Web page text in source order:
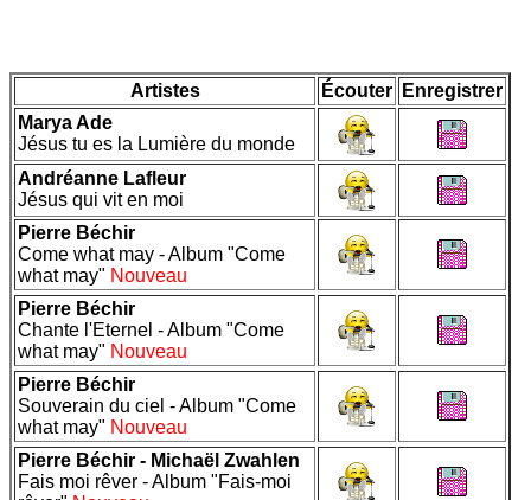
Artistes Écouter
Enregistrer
Marya Ade
Jésus tu es la Lumière du monde
Andréanne Lafleur
Jésus qui vit en moi
Pierre Béchir
Come what may - Album "Come
what may" Nouveau
Pierre Béchir
Chante l'Eternel - Album "Come
what may" Nouveau
Pierre Béchir
Souverain du ciel - Album "Come
what may" Nouveau
Pierre Béchir - Michaël Zwahlen
Fais moi rêver - Album "Fais-moi